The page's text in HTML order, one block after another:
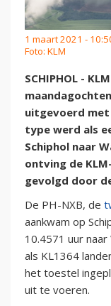
1 maart 2021 -
Foto: KLM
SCHIPHOL -
uitgevoerd met
type werd als
Schiphol naar
ontving de
gevolgd door
De PH-NXB, de
aankwam op
10.4571 uur
als KL1364
het toestel
uit te voeren.